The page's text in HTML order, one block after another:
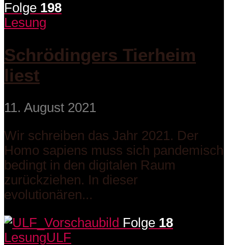
Folge 198
Lesung
Schrödingers Tierheim
liest
11. August 2021
Wir schreiben das Jahr 2021. Der
Homo sapiens muss sich pandemisch
bedingt in den digitalen Raum
zurückziehen. In dieser
evolutionären...
Folge 18
LesungULF